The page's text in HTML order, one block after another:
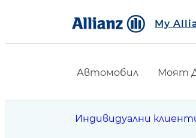
My
Автомобил Моят
Индивидуални